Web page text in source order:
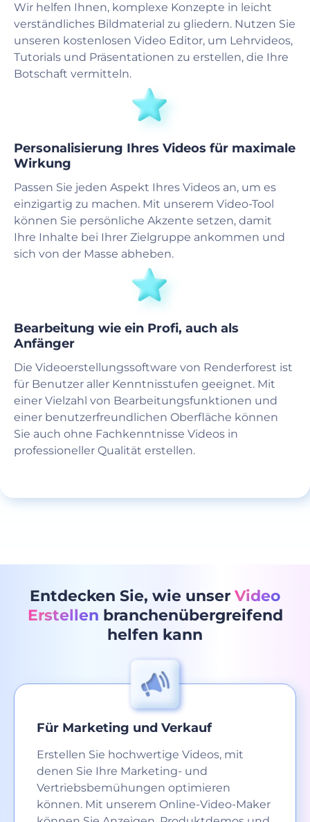
Wir helfen Ihnen, komplexe Konzepte in leicht
verständliches Bildmaterial zu gliedern. Nutzen Sie
unseren kostenlosen Video Editor, um Lehrvideos,
Tutorials und Präsentationen zu erstellen, die Ihre
Botschaft vermitteln.
Personalisierung Ihres Videos für maximale
Wirkung
Passen Sie jeden Aspekt Ihres Videos an, um es
einzigartig zu machen. Mit unserem Video-Tool
können Sie persönliche Akzente setzen, damit
Ihre Inhalte bei Ihrer Zielgruppe ankommen und
sich von der Masse abheben.
Bearbeitung wie ein Profi, auch als
Anfänger
Die Videoerstellungssoftware von Renderforest ist
für Benutzer aller Kenntnisstufen geeignet. Mit
einer Vielzahl von Bearbeitungsfunktionen und
einer benutzerfreundlichen Oberfläche können
Sie auch ohne Fachkenntnisse Videos in
professioneller Qualität erstellen.
Entdecken Sie, wie unser Video
Erstellen branchenübergreifend
helfen kann
Für Marketing und Verkauf
Erstellen Sie hochwertige Videos, mit
denen Sie Ihre Marketing- und
Vertriebsbemühungen optimieren
können. Mit unserem Online-Video-Maker